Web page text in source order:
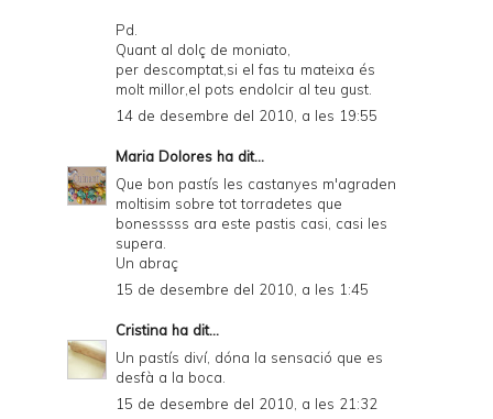
Pd.
Quant al dolç de moniato,
per descomptat,si el fas tu mateixa és
molt millor,el pots endolcir al teu gust.
14 de desembre del 2010, a les 19:55
Maria Dolores ha dit...
Que bon pastís les castanyes m'agraden
moltisim sobre tot torradetes que
bonesssss ara este pastis casi, casi les
supera.
Un abraç
15 de desembre del 2010, a les 1:45
Cristina ha dit...
Un pastís diví, dóna la sensació que es
desfà a la boca.
15 de desembre del 2010, a les 21:32